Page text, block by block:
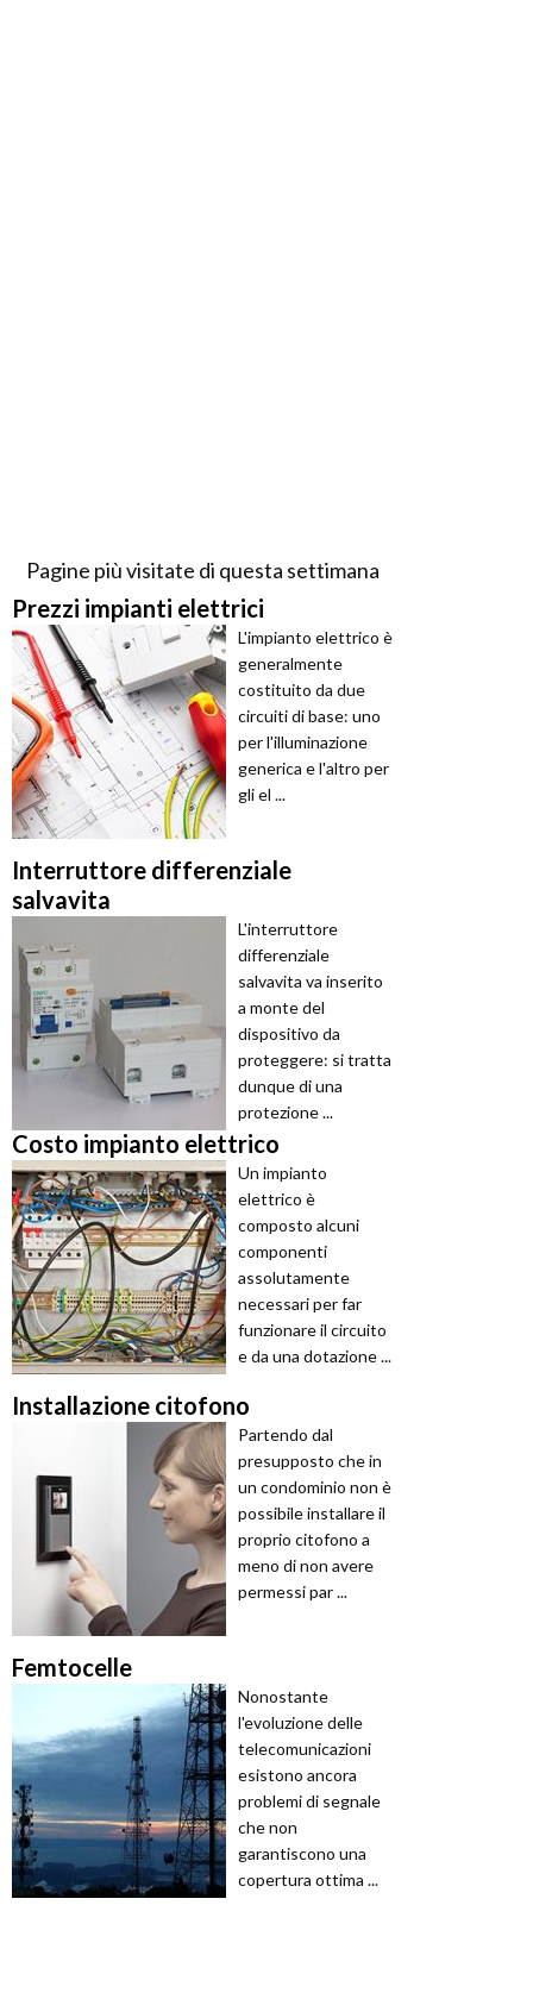
Pagine più visitate di questa settimana
Prezzi impianti elettrici
L'impianto elettrico è
generalmente
costituito da due
circuiti di base: uno
per l'illuminazione
generica e l'altro per
gli el ...
Interruttore differenziale
salvavita
L'interruttore
differenziale
salvavita va inserito
a monte del
dispositivo da
proteggere: si tratta
dunque di una
protezione ...
Costo impianto elettrico
Un impianto
elettrico è
composto alcuni
componenti
assolutamente
necessari per far
funzionare il circuito
e da una dotazione ...
Installazione citofono
Partendo dal
presupposto che in
un condominio non è
possibile installare il
proprio citofono a
meno di non avere
permessi par ...
Femtocelle
Nonostante
l'evoluzione delle
telecomunicazioni
esistono ancora
problemi di segnale
che non
garantiscono una
copertura ottima ...